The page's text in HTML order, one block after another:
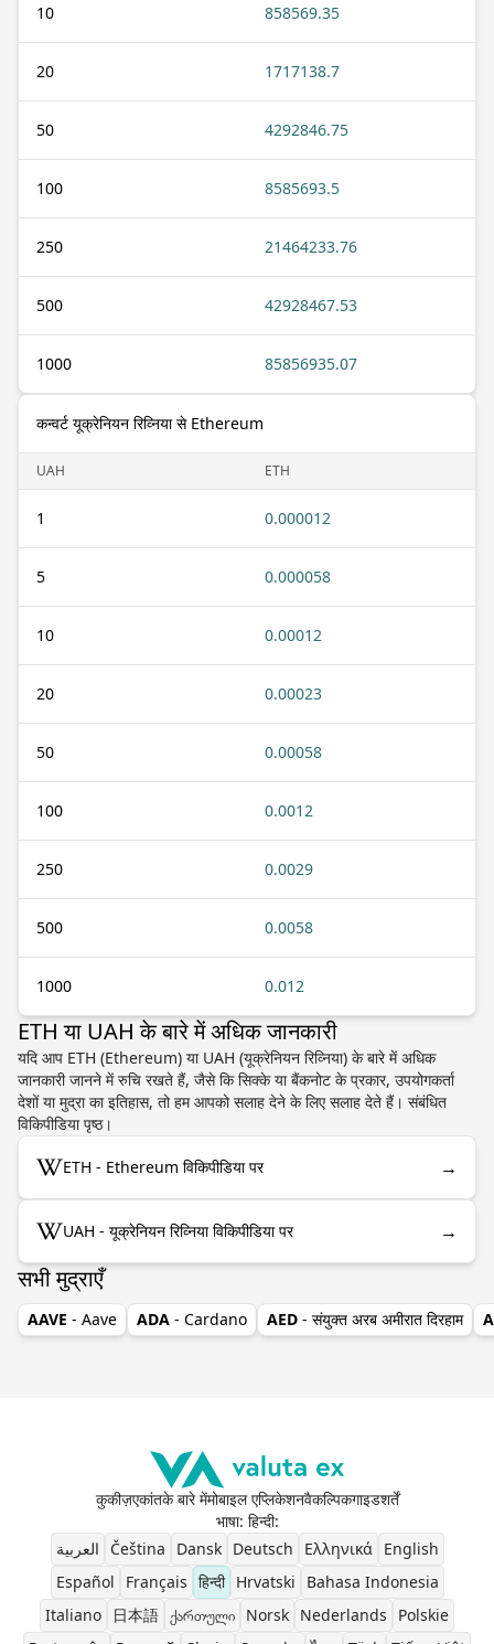
10 858569.35
20 1717138.7
50 4292846.75
100 8585693.5
250 21464233.76
500 42928467.53
1000 85856935.07
कन्वर्ट यूक्रेनियन रिव्निया से Ethereum
UAH ETH
1 0.000012
5 0.000058
10 0.00012
20 0.00023
50 0.00058
100 0.0012
250 0.0029
500 0.0058
1000 0.012
ETH या UAH के बारे में अधिक जानकारी
यदि आप ETH (Ethereum) या UAH (यूक्रेनियन रिव्निया) के बारे में अधिक
जानकारी जानने में रुचि रखते हैं, जैसे कि सिक्के या बैंकनोट के प्रकार, उपयोगकर्ता
देशों या मुद्रा का इतिहास, तो हम आपको सलाह देने के लिए सलाह देते हैं। संबंधित
विकिपीडिया पृष्ठ।
ETH - Ethereum विकिपीडिया पर →
UAH - यूक्रेनियन रिव्निया विकिपीडिया पर →
सभी मुद्राएँ
AAVE - Aave ADA - Cardano AED - संयुक्त अरब अमीरात दिरहाम
कुकीज़एकांतके बारे मेंमोबाइल एप्लिकेशनवैकल्पिकगाइडशर्तें
भाषा: हिन्दी:
العربية
Čeština Dansk Deutsch Ελληνικά
English
Español
Français हिन्दी Hrvatski
Bahasa Indonesia
Italiano
日本語 ქართული Norsk Nederlands
Polskie